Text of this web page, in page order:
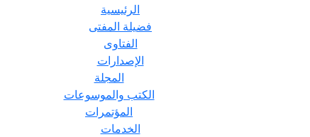
الرئيسية
فضيلة المفتى
الفتاوى
الإصدارات
المجلة
الكتب والموسوعات
المؤتمرات
الخدمات